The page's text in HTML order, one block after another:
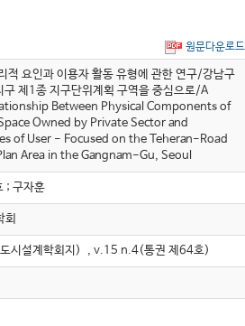
원문다운로드
적 요인과 이용자 활동 유형에 관한 연구/강남구
구 제1종 지구단위계획 구역을 중심으로/A
Between Physical Components of
Owned by Private Sector and
of User - Focused on the Teheran-Road
Area in the Gangnam-Gu, Seoul
; 구자훈
회
시설계학회지) , v.15 n.4(통권 제64호)